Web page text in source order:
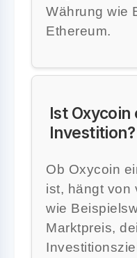
Währung wie
Ethereum.
Ist Oxycoin
Investition?
Ob Oxycoin
ist, hängt von
wie
Marktpreis,